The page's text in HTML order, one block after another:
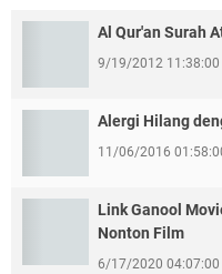
Al Qur'an Surah
9/19/2012 11:38:00
Alergi Hilang
11/06/2016
Link Ganool
Nonton Film
6/17/2020 04:07:00